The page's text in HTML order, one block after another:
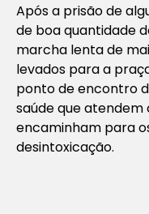
Após a prisão de
de boa quantidade
marcha lenta de
levados para a
ponto de encontro
saúde que atendem
encaminham para
desintoxicação.